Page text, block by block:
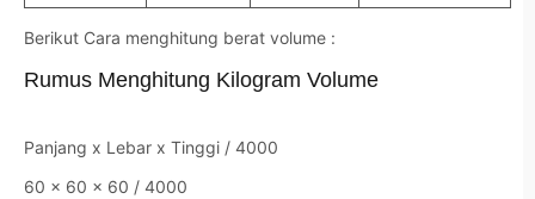
Berikut Cara menghitung berat volume :
Rumus Menghitung Kilogram Volume
Panjang x Lebar x Tinggi / 4000
60 x 60 x 60 / 4000